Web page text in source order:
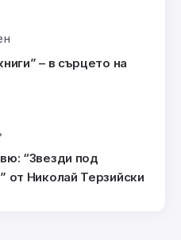
– в сърцето на
“Звезди под
от Николай Терзийски